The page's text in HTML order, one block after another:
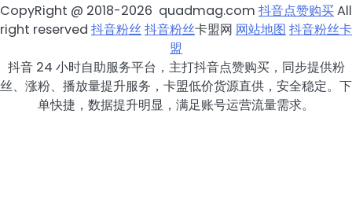
CopyRight @ 2018-2026 quadmag.com 抖音点赞购买All
right reserved 抖音粉丝抖音粉丝卡盟网 网站地图 抖音粉丝卡
盟
抖音 24 小时自助服务平台，主打抖音点赞购买，同步提供粉
丝、涨粉、播放量提升服务，卡盟低价货源直供，安全稳定。下
单快捷，数据提升明显，满足账号运营流量需求。